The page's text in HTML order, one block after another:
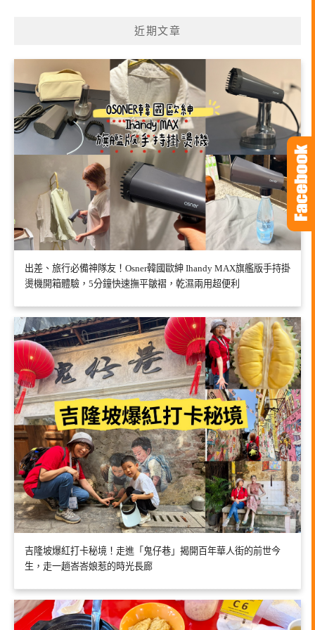
近期文章
出差、旅行必備神隊友！Osner韓國歐紳 Ihandy MAX旗艦版手持掛
燙機開箱體驗，5分鐘快速撫平皺褶，乾濕兩用超便利
吉隆坡爆紅打卡秘境！走進「鬼仔巷」揭開百年華人街的前世今
生，走一趟峇峇娘惹的時光長廊